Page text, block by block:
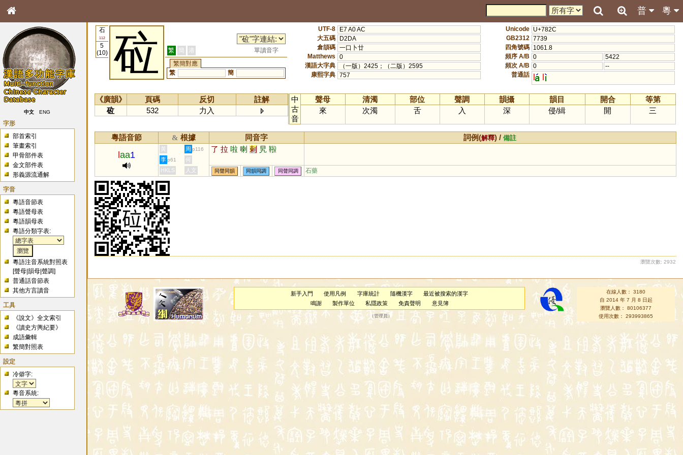
粵
普
中文 ENG
字形
部首索引
筆畫索引
甲骨部件表
金文部件表
形義源流通解
字音
粵語音節表
粵語聲母表
粵語韻母表
粵語分類字表:
粵語注音系統對照表
[聲母 |韻母 |聲調]
普通話音節表
其他方言讀音
工具
《說文》全文索引
《讀史方輿紀要》
成語彙輯
繁簡對照表
設定
冷僻字:
粵音系統:
石
112
5
(10)
砬 繁 簡 港
單讀音字
繁簡對應
繁
簡
UTF-8
E7 A0 AC
大五碼
D2DA
倉頡碼 一口卜廿
Matthews
0
漢語大字典
（一版）2425；（二版）2595
康熙字典 757
Unicode U+782C
GB2312 7739
四角號碼 1061.8
頻序 A/B 0
5422
頻次 A/B 0
--
普通話 l l
《廣韻》 頁碼 反切
註解
砬
532 力入
中
古
音
聲母 清濁 部位 聲調 韻攝 韻目 開合
等第
來
次濁 舌 入 深 侵/緝 開 三
粵語音節 & 根據 同音字 詞例(解釋) /備註
aa1
黃 周 p116 了 拉 啦 喇 剌 旯 鞡
李 p61
何
HKLS
人文 同聲同韻 同韻同調 同聲同調 石藥
瀏覽次數: 2932
新手入門 使用凡例 字庫統計 隨機漢字
最近被搜索的漢字
鳴謝
製作單位 私隱政策 免責聲明 意見簿
（管理員 ）
在線人數： 3180
自 2014 年 7 月 8 日起
瀏覽人數： 80106377
使用次數： 293993865